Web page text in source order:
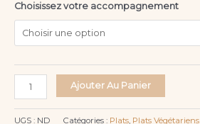
Choisissez votre accompagnement
Ajouter Au Panier
UGS : ND Catégories : Plats Plats Végétariens